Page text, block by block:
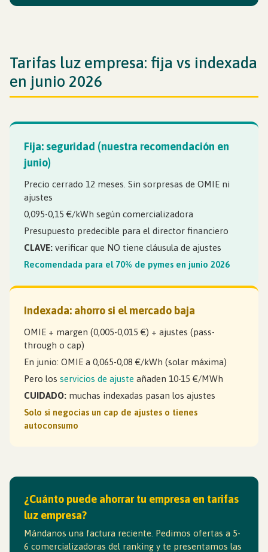
Tarifas luz empresa: fija vs indexada
en junio 2026
Fija: seguridad (nuestra recomendación en
junio)
Precio cerrado 12 meses. Sin sorpresas de OMIE ni
ajustes
0,095-0,15 €/kWh según comercializadora
Presupuesto predecible para el director financiero
CLAVE: verificar que NO tiene cláusula de ajustes
Recomendada para el 70% de pymes en junio 2026
Indexada: ahorro si el mercado baja
OMIE + margen (0,005-0,015 €) + ajustes (pass-
through o cap)
En junio: OMIE a 0,065-0,08 €/kWh (solar máxima)
Pero los servicios de ajuste añaden 10-15 €/MWh
CUIDADO: muchas indexadas pasan los ajustes
Solo si negocias un cap de ajustes o tienes
autoconsumo
¿Cuánto puede ahorrar tu empresa en tarifas
luz empresa?
Mándanos una factura reciente. Pedimos ofertas a 5-
6 comercializadoras del ranking y te presentamos las